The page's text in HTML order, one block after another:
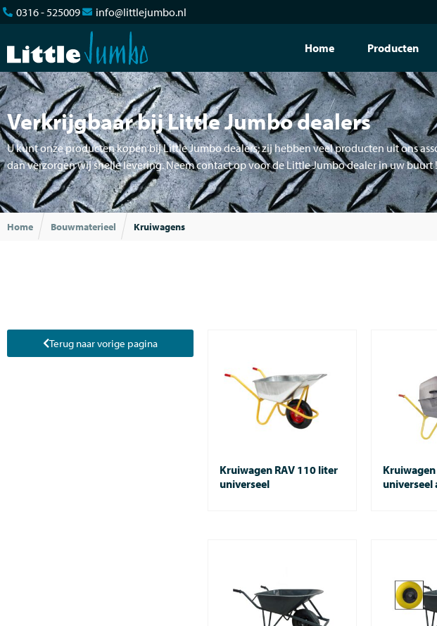
0316 - 525009 info@littlejumbo.nl
Home Producten
Verkrijgbaar bij Little Jumbo dealers
U kunt onze producten kopen bij Little Jumbo dealers; zij hebben veel producten uit ons
dan verzorgen wij snelle levering. Neem contact op voor de Little Jumbo dealer in uw buurt !
Home Bouwmaterieel Kruiwagens
Terug naar vorige pagina
Kruiwagen RAV 110 liter
universeel